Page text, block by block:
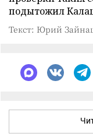
подытожил
Текст: Юрий